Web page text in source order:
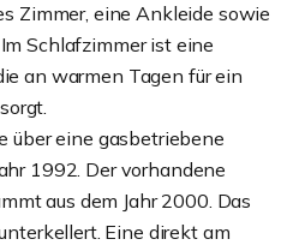
Zimmer, eine Ankleide sowie
Schlafzimmer ist eine
an warmen Tagen für ein
über eine gasbetriebene
1992. Der vorhandene
aus dem Jahr 2000. Das
Eine direkt am